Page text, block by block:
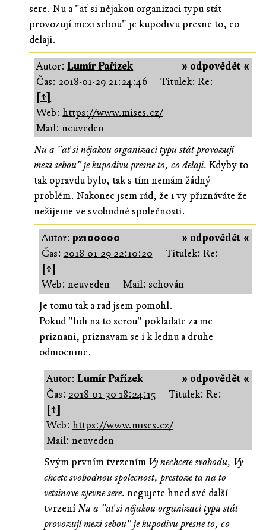
sere. Nu a "ať si nějakou organizaci typu stát
provozují mezi sebou" je kupodivu presne to, co
delaji.
» odpovědět «
Autor:Lumír Pařízek
Čas: 2018-01-29 21:24:46
Titulek: Re:
[↑]
Web:https://www.mises.cz/
Mail: neuveden
Nu a "ať si nějakou organizaci typu stát provozují
mezi sebou" je kupodivu presne to, co delaji. Kdyby to
tak opravdu bylo, tak s tím nemám žádný
problém. Nakonec jsem rád, že i vy přiznáváte že
nežijeme ve svobodné společnosti.
» odpovědět «
Autor: pz100000
Čas: 2018-01-29 22:10:20
Titulek: Re:
[↑]
Web: neuveden
Mail: schován
Je tomu tak a rad jsem pomohl.
Pokud "lidi na to serou" pokladate za me
priznani, priznavam se i k lednu a druhe
odmocnine.
» odpovědět «
Autor: Lumír Pařízek
Čas: 2018-01-30 18:24:15
Titulek: Re:
[↑]
Web: https://www.mises.cz/
Mail: neuveden
Svým prvním tvrzením Vy nechcete svobodu, Vy
chcete svobodnou spolecnost, prestoze ta na to
vetsinove zjevne sere. negujete hned své další
tvrzeníNu a "ať si nějakou organizaci typu stát
provozují mezi sebou" je kupodivu presne to, co